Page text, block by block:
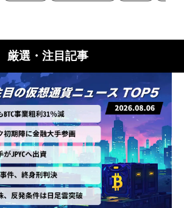
厳選・注目記事